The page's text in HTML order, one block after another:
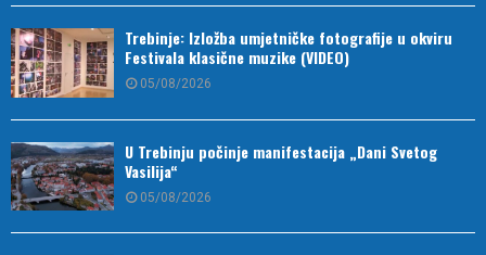
Trebinje: Izložba umjetničke fotografije u okviru
Festivala klasične muzike (VIDEO)
05/08/2026
U Trebinju počinje manifestacija „Dani Svetog
Vasilija“
05/08/2026